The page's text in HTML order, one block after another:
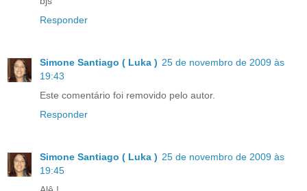
Responder
Simone Santiago ( Luka ) 25 de novembro de 2009 às
19:43
Este comentário foi removido pelo autor.
Responder
Simone Santiago ( Luka ) 25 de novembro de 2009 às
19:45